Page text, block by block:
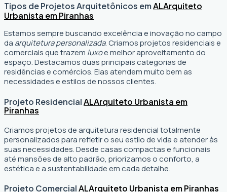
Tipos de Projetos Arquitetônicos emALArquiteto
Urbanista em Piranhas
Estamos sempre buscando excelência e inovação no campo
da arquitetura personalizada. Criamos projetos residenciais e
comerciais que trazem luxoe melhor aproveitamento do
espaço. Destacamos duas principais categorias de
residências e comércios. Elas atendem muito bem as
necessidades e estilos de nossos clientes.
Projeto ResidencialALArquiteto Urbanista em
Piranhas
Criamos projetos de arquitetura residencial totalmente
personalizados para refletir o seu estilo de vida e atender às
suas necessidades. Desde casas compactas e funcionais
até mansões de alto padrão, priorizamos o conforto, a
estética e a sustentabilidade em cada detalhe.
Projeto ComercialALArquiteto Urbanista em Piranhas